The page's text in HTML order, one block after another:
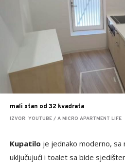
mali stan od 32 kvadrata
IZVOR: YOUTUBE / A MICRO APARTMENT LIFE
Kupatilo je jednako moderno, sa
uključujući i toalet sa bide